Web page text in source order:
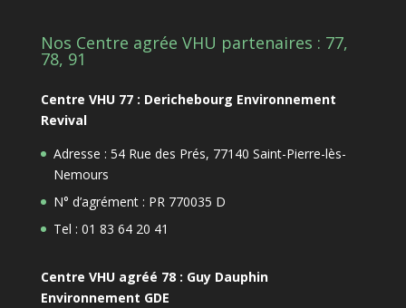
Nos Centre agrée VHU partenaires : 77,
78, 91
Centre VHU 77 : Derichebourg Environnement
Revival
Adresse : 54 Rue des Prés, 77140 Saint-Pierre-lès-
Nemours
N° d’agrément : PR 770035 D
Tel : 01 83 64 20 41
Centre VHU agréé 78 : Guy Dauphin
Environnement GDE